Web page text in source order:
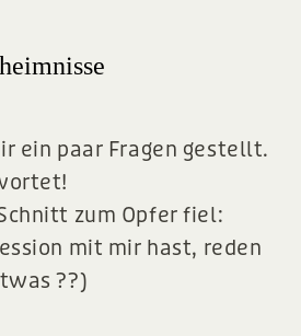
ein paar Fragen gestellt.
zum Opfer fiel:
mit mir hast, reden
??)